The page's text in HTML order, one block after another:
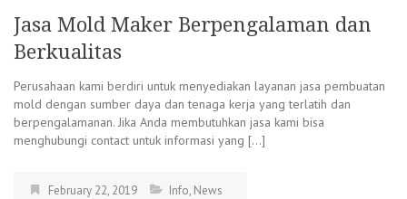
Jasa Mold Maker Berpengalaman dan
Berkualitas
Perusahaan kami berdiri untuk menyediakan layanan jasa pembuatan
mold dengan sumber daya dan tenaga kerja yang terlatih dan
berpengalamanan. Jika Anda membutuhkan jasa kami bisa
menghubungi contact untuk informasi yang […]
February 22, 2019 Info, News